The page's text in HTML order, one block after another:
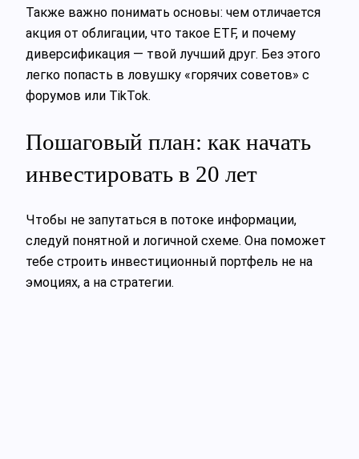
Также важно понимать основы: чем отличается
акция от облигации, что такое ETF, и почему
диверсификация — твой лучший друг. Без этого
легко попасть в ловушку «горячих советов» с
форумов или TikTok.
Пошаговый план: как начать
инвестировать в 20 лет
Чтобы не запутаться в потоке информации,
следуй понятной и логичной схеме. Она поможет
тебе строить инвестиционный портфель не на
эмоциях, а на стратегии.